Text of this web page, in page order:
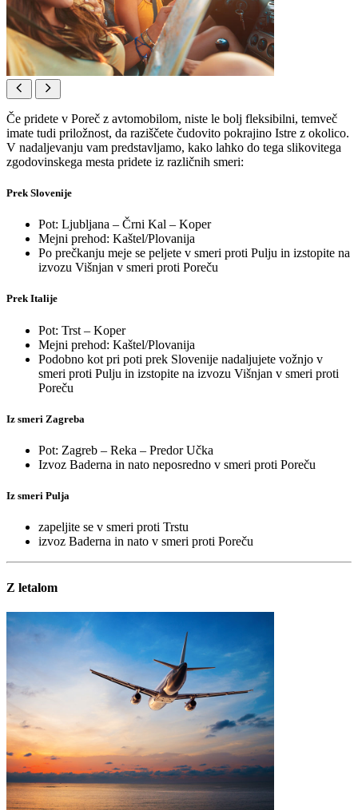
Če pridete v Poreč z avtomobilom, niste le bolj fleksibilni, temveč
imate tudi priložnost, da raziščete čudovito pokrajino Istre z okolico.
V nadaljevanju vam predstavljamo, kako lahko do tega slikovitega
zgodovinskega mesta pridete iz različnih smeri:
Prek Slovenije
Pot: Ljubljana – Črni Kal – Koper
Mejni prehod: Kaštel/Plovanija
Po prečkanju meje se peljete v smeri proti Pulju in izstopite na
izvozu Višnjan v smeri proti Poreču
Prek Italije
Pot: Trst – Koper
Mejni prehod: Kaštel/Plovanija
Podobno kot pri poti prek Slovenije nadaljujete vožnjo v
smeri proti Pulju in izstopite na izvozu Višnjan v smeri proti
Poreču
Iz smeri Zagreba
Pot: Zagreb – Reka – Predor Učka
Izvoz Baderna in nato neposredno v smeri proti Poreču
Iz smeri Pulja
zapeljite se v smeri proti Trstu
izvoz Baderna in nato v smeri proti Poreču
Z letalom